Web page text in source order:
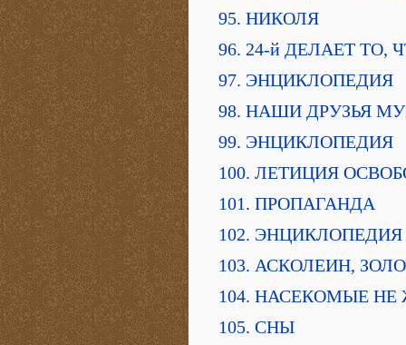
95. НИКОЛЯ
96. 24-й ДЕЛАЕТ ТО,
97. ЭНЦИКЛОПЕДИЯ
98. НАШИ ДРУЗЬЯ
99. ЭНЦИКЛОПЕДИЯ
100. ЛЕТИЦИЯ
101. ПРОПАГАНДА
102. ЭНЦИКЛОПЕДИЯ
103. АСКОЛЕИН,
104. НАСЕКОМЫЕ
105. СНЫ